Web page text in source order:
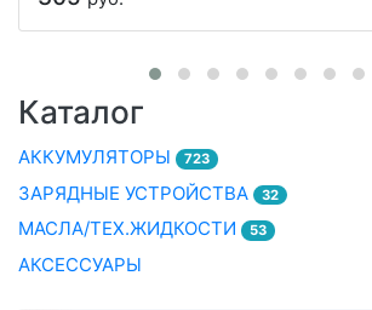
Каталог
АККУМУЛЯТОРЫ 723
ЗАРЯДНЫЕ УСТРОЙСТВА 32
МАСЛА/ТЕХ.ЖИДКОСТИ 53
АКСЕССУАРЫ